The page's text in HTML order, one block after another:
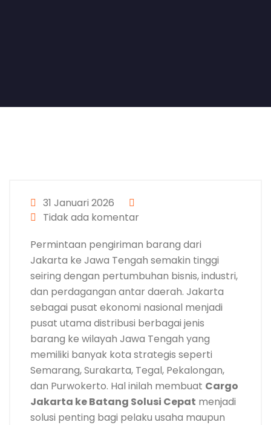
31 Januari 2026
Tidak ada komentar
Permintaan pengiriman barang dari
Jakarta ke Jawa Tengah semakin tinggi
seiring dengan pertumbuhan bisnis, industri,
dan perdagangan antar daerah. Jakarta
sebagai pusat ekonomi nasional menjadi
pusat utama distribusi berbagai jenis
barang ke wilayah Jawa Tengah yang
memiliki banyak kota strategis seperti
Semarang, Surakarta, Tegal, Pekalongan,
dan Purwokerto. Hal inilah membuat Cargo
Jakarta ke Batang Solusi Cepat menjadi
solusi penting bagi pelaku usaha maupun